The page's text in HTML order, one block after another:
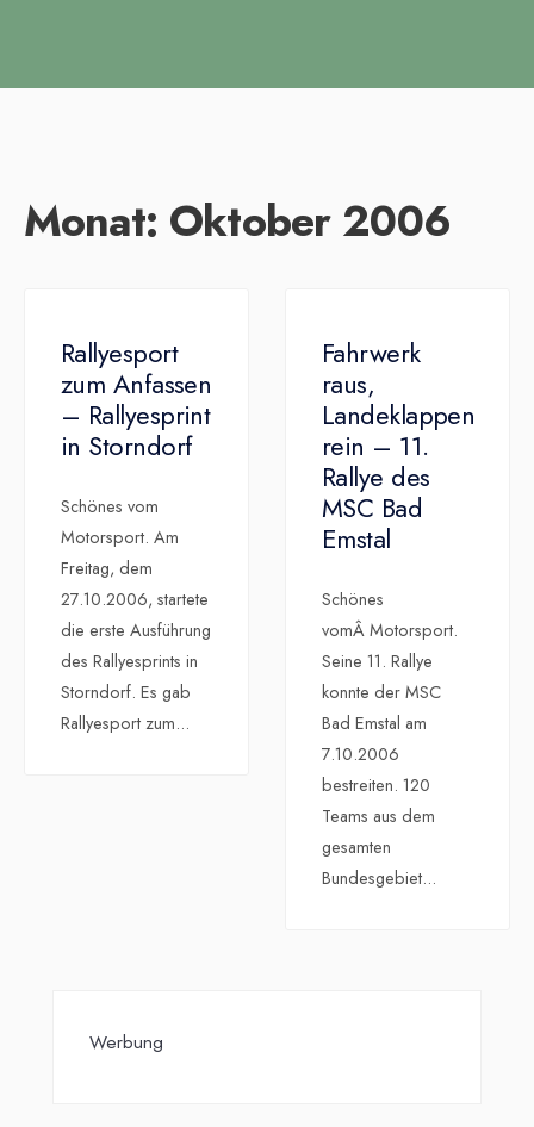
Monat: Oktober 2006
Rallyesport
zum Anfassen
– Rallyesprint
in Storndorf
Schönes vom
Motorsport. Am
Freitag, dem
27.10.2006, startete
die erste Ausführung
des Rallyesprints in
Storndorf. Es gab
Rallyesport zum...
Fahrwerk
raus,
Landeklappen
rein – 11.
Rallye des
MSC Bad
Emstal
Schönes
vomÂ Motorsport.
Seine 11. Rallye
konnte der MSC
Bad Emstal am
7.10.2006
bestreiten. 120
Teams aus dem
gesamten
Bundesgebiet...
Werbung